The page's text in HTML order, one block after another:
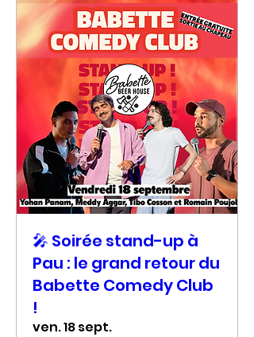
🎤 Soirée stand-up à
Pau : le grand retour du
Babette Comedy Club
!
ven. 18 sept.